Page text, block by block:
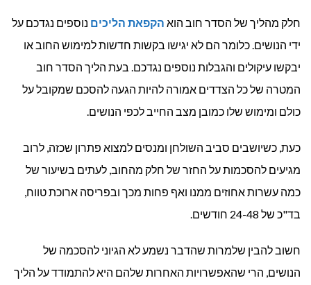
חלק מהליך של הסדר חוב הוא הקפאת הליכים נוספים נגדכם על
ידי הנושים. כלומר הם לא יגישו בקשות חדשות למימוש החוב או
יבקשו עיקולים והגבלות נוספים נגדכם. בעת הליך הסדר חוב
המטרה של כל הצדדים אמורה להיות הגעה להסכם שמקובל על
כולם ומימוש שלו כמובן מצב החייב לכפי הנושים.
כעת, כשיושבים סביב השולחן ומנסים למצוא פתרון שכזה, לרוב
מגיעים להסכמות על החזר של חלק מהחוב, לעתים בשיעור של
כמה עשרות אחוזים ממנו ואף פחות מכך ובפריסה ארוכת טווח,
בד"כ של 24-48 חודשים.
חשוב להבין שלמרות שהדבר נשמע לא הגיוני להסכמה של
הנושים, הרי שהאפשרויות האחרות שלהם היא להתמודד על הליך